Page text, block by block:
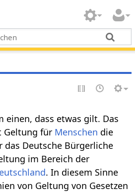
einen, dass etwas gilt. Das
Geltung für Menschen die
das Deutsche Bürgerliche
im Bereich der
. In diesem Sinne
von Geltung von Gesetzen